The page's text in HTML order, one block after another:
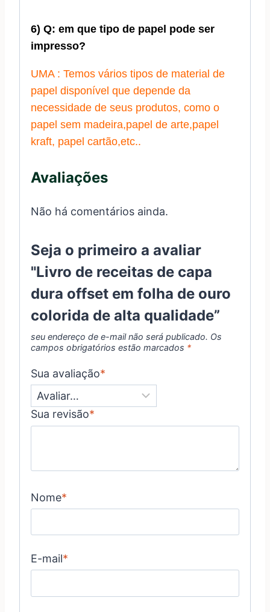
6) Q: em que tipo de papel pode ser
impresso?
UMA : Temos vários tipos de material de
papel disponível que depende da
necessidade de seus produtos, como o
papel sem madeira,papel de arte,papel
kraft, papel cartão,etc..
Avaliações
Não há comentários ainda.
Seja o primeiro a avaliar
"Livro de receitas de capa
dura offset em folha de ouro
colorida de alta qualidade”
seu endereço de e-mail não será publicado. Os
campos obrigatórios estão marcados *
Sua avaliação*
Sua revisão*
Nome*
E-mail*